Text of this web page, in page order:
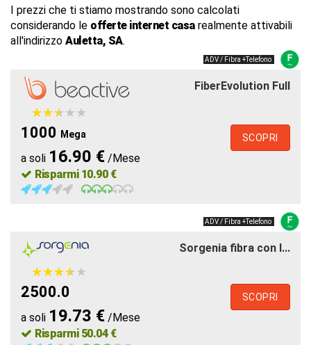
I prezzi che ti stiamo mostrando sono calcolati
considerando le offerte internet casarealmente attivabili
all'indirizzo Auletta, SA.
ADV / Fibra +Telefono
FiberEvolution Full
★★★★★
★★★★★
1000 Mega
a soli 16.90 € /Mese
Risparmi 10.90 €
SCOPRI
ADV / Fibra +Telefono
Sorgenia fibra con l...
★★★★★
★★★★★
2500.0
a soli 19.73 € /Mese
Risparmi 50.04 €
SCOPRI